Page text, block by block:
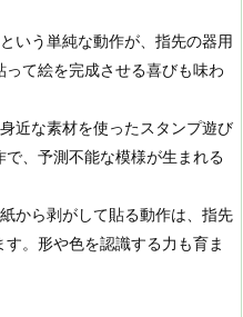
いう単純な動作が、指先の器用
て絵を完成させる喜びも味わ
近な素材を使ったスタンプ遊び
、予測不能な模様が生まれる
から剥がして貼る動作は、指先
。形や色を認識する力も育ま